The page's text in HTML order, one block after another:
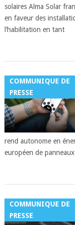
solaires Alma Solar
en faveur des
l’habilitation en tant
COMMUNIQUE DE
PRESSE
rend autonome en
européen de
COMMUNIQUE DE
PRESSE